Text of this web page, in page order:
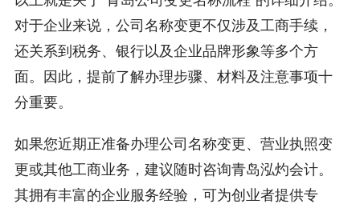
对于企业来说，公司名称变更不仅涉及工商手续，
还关系到税务、银行以及企业品牌形象等多个方
面。因此，提前了解办理步骤、材料及注意事项十
分重要。
如果您近期正准备办理公司名称变更、营业执照变
更或其他工商业务，建议随时咨询青岛泓灼会计。
其拥有丰富的企业服务经验，可为创业者提供专